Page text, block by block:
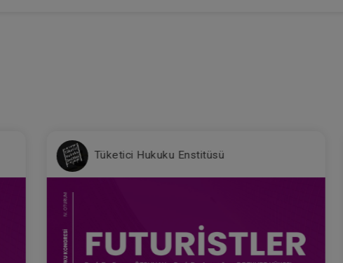
Tüketici Hukuku Enstitüsü